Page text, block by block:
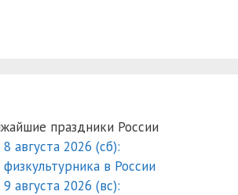
праздники России
8 августа 2026 (сб):
в России
9 августа 2026 (вс):